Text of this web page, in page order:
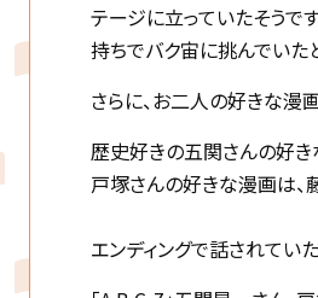
テージに立っていたそうで
持ちでバク宙に挑んでいた
さらに、お二人の好きな漫
歴史好きの五関さんの好き
戸塚さんの好きな漫画は、
エンディングで話されてい